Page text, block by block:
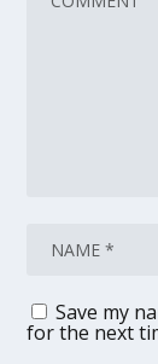
Save my
for the next